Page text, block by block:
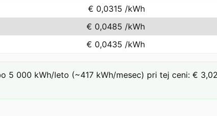
€ 0,0315 /kWh
€ 0,0485 /kWh
€ 0,0435 /kWh
5 000 kWh/leto (~417 kWh/mesec) pri tej ceni: €